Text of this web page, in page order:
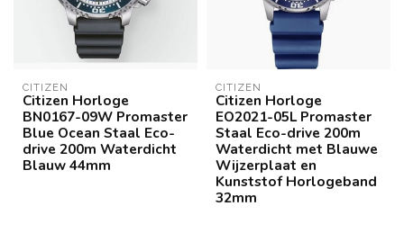
CITIZEN
Citizen Horloge
BN0167-09W Promaster
Blue Ocean Staal Eco-
drive 200m Waterdicht
Blauw 44mm
CITIZEN
Citizen Horloge
EO2021-05L Promaster
Staal Eco-drive 200m
Waterdicht met Blauwe
Wijzerplaat en
Kunststof Horlogeband
32mm